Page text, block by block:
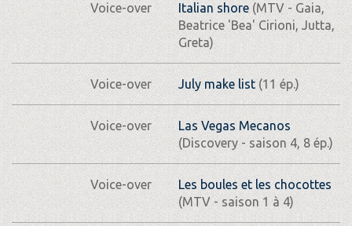
Voice-over Italian shore(MTV - Gaia,
Beatrice 'Bea' Cirioni, Jutta,
Greta)
Voice-over July make list(11 ép.)
Voice-over
Las Vegas Mecanos
(Discovery - saison 4, 8 ép.)
Voice-over
Les boules et les chocottes
(MTV - saison 1 à 4)